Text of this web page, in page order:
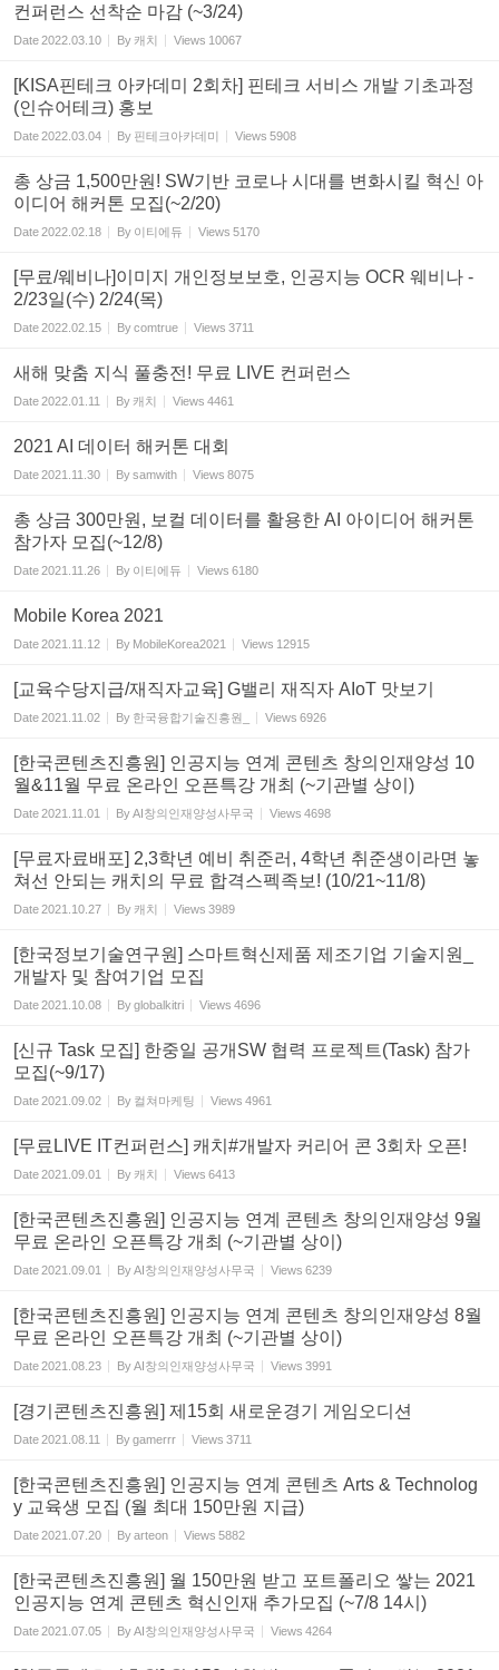
컨퍼런스 선착순 마감 (~3/24)
Date2022.03.10 By 캐치 Views 10067
[KISA핀테크 아카데미 2회차] 핀테크 서비스 개발 기초과정
(인슈어테크) 홍보
Date2022.03.04 By 핀테크아카데미 Views 5908
총 상금 1,500만원! SW기반 코로나 시대를 변화시킬 혁신 아
이디어 해커톤 모집(~2/20)
Date2022.02.18 By 이티에듀 Views 5170
[무료/웨비나]이미지 개인정보보호, 인공지능 OCR 웨비나 -
2/23일(수) 2/24(목)
Date2022.02.15 Bycomtrue Views 3711
새해 맞춤 지식 풀충전! 무료 LIVE 컨퍼런스
Date2022.01.11 By 캐치 Views 4461
2021 AI 데이터 해커톤 대회
Date2021.11.30 Bysamwith Views 8075
총 상금 300만원, 보컬 데이터를 활용한 AI 아이디어 해커톤
참가자 모집(~12/8)
Date2021.11.26 By 이티에듀 Views 6180
Mobile Korea 2021
Date2021.11.12 By MobileKorea2021 Views 12915
[교육수당지급/재직자교육] G밸리 재직자 AIoT 맛보기
Date2021.11.02 By 한국융합기술진흥원_ Views 6926
[한국콘텐츠진흥원] 인공지능 연계 콘텐츠 창의인재양성 10
월&11월 무료 온라인 오픈특강 개최 (~기관별 상이)
Date2021.11.01 ByAI창의인재양성사무국 Views 4698
[무료자료배포] 2,3학년 예비 취준러, 4학년 취준생이라면 놓
쳐선 안되는 캐치의 무료 합격스펙족보! ( 10/21~11/8)
Date2021.10.27 By 캐치 Views 3989
[한국정보기술연구원] 스마트혁신제품 제조기업 기술지원_
개발자 및 참여기업 모집
Date2021.10.08 Byglobalkitri Views 4696
[신규 Task 모집] 한중일 공개SW 협력 프로젝트(Task) 참가
모집(~9/17)
Date2021.09.02 By 컬쳐마케팅 Views 4961
[무료LIVE IT컨퍼런스] 캐치#개발자 커리어 콘 3회차 오픈!
Date2021.09.01 By 캐치 Views 6413
[한국콘텐츠진흥원] 인공지능 연계 콘텐츠 창의인재양성 9월
무료 온라인 오픈특강 개최 (~기관별 상이)
Date2021.09.01 ByAI창의인재양성사무국 Views 6239
[한국콘텐츠진흥원] 인공지능 연계 콘텐츠 창의인재양성 8월
무료 온라인 오픈특강 개최 (~기관별 상이)
Date2021.08.23 ByAI창의인재양성사무국 Views 3991
[경기콘텐츠진흥원] 제15회 새로운경기 게임오디션
Date2021.08.11 Bygamerrr Views 3711
[한국콘텐츠진흥원] 인공지능 연계 콘텐츠 Arts & Technolog
y 교육생 모집 (월 최대 150만원 지급)
Date2021.07.20 Byarteon Views 5882
[한국콘텐츠진흥원] 월 150만원 받고 포트폴리오 쌓는 2021
인공지능 연계 콘텐츠 혁신인재 추가모집 (~7/8 14시)
Date2021.07.05 ByAI창의인재양성사무국 Views 4264